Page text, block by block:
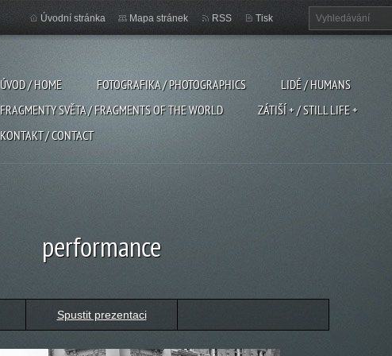
ÚVOD / HOME FOTOGRAFIKA / PHOTOGRAPHICS
LIDÉ / HUMANS
FRAGMENTY SVĚTA / FRAGMENTS OF THE WORLD
ZÁTIŠÍ + / STILL LIFE +
KONTAKT / CONTACT
Úvodní stránka Mapa stránek RSS Tisk
performance
Spustit prezentaci